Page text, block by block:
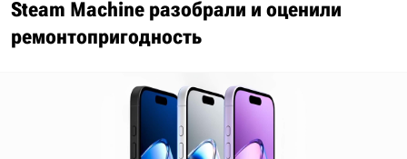
Steam Machine разобрали и оценили
ремонтопригодность